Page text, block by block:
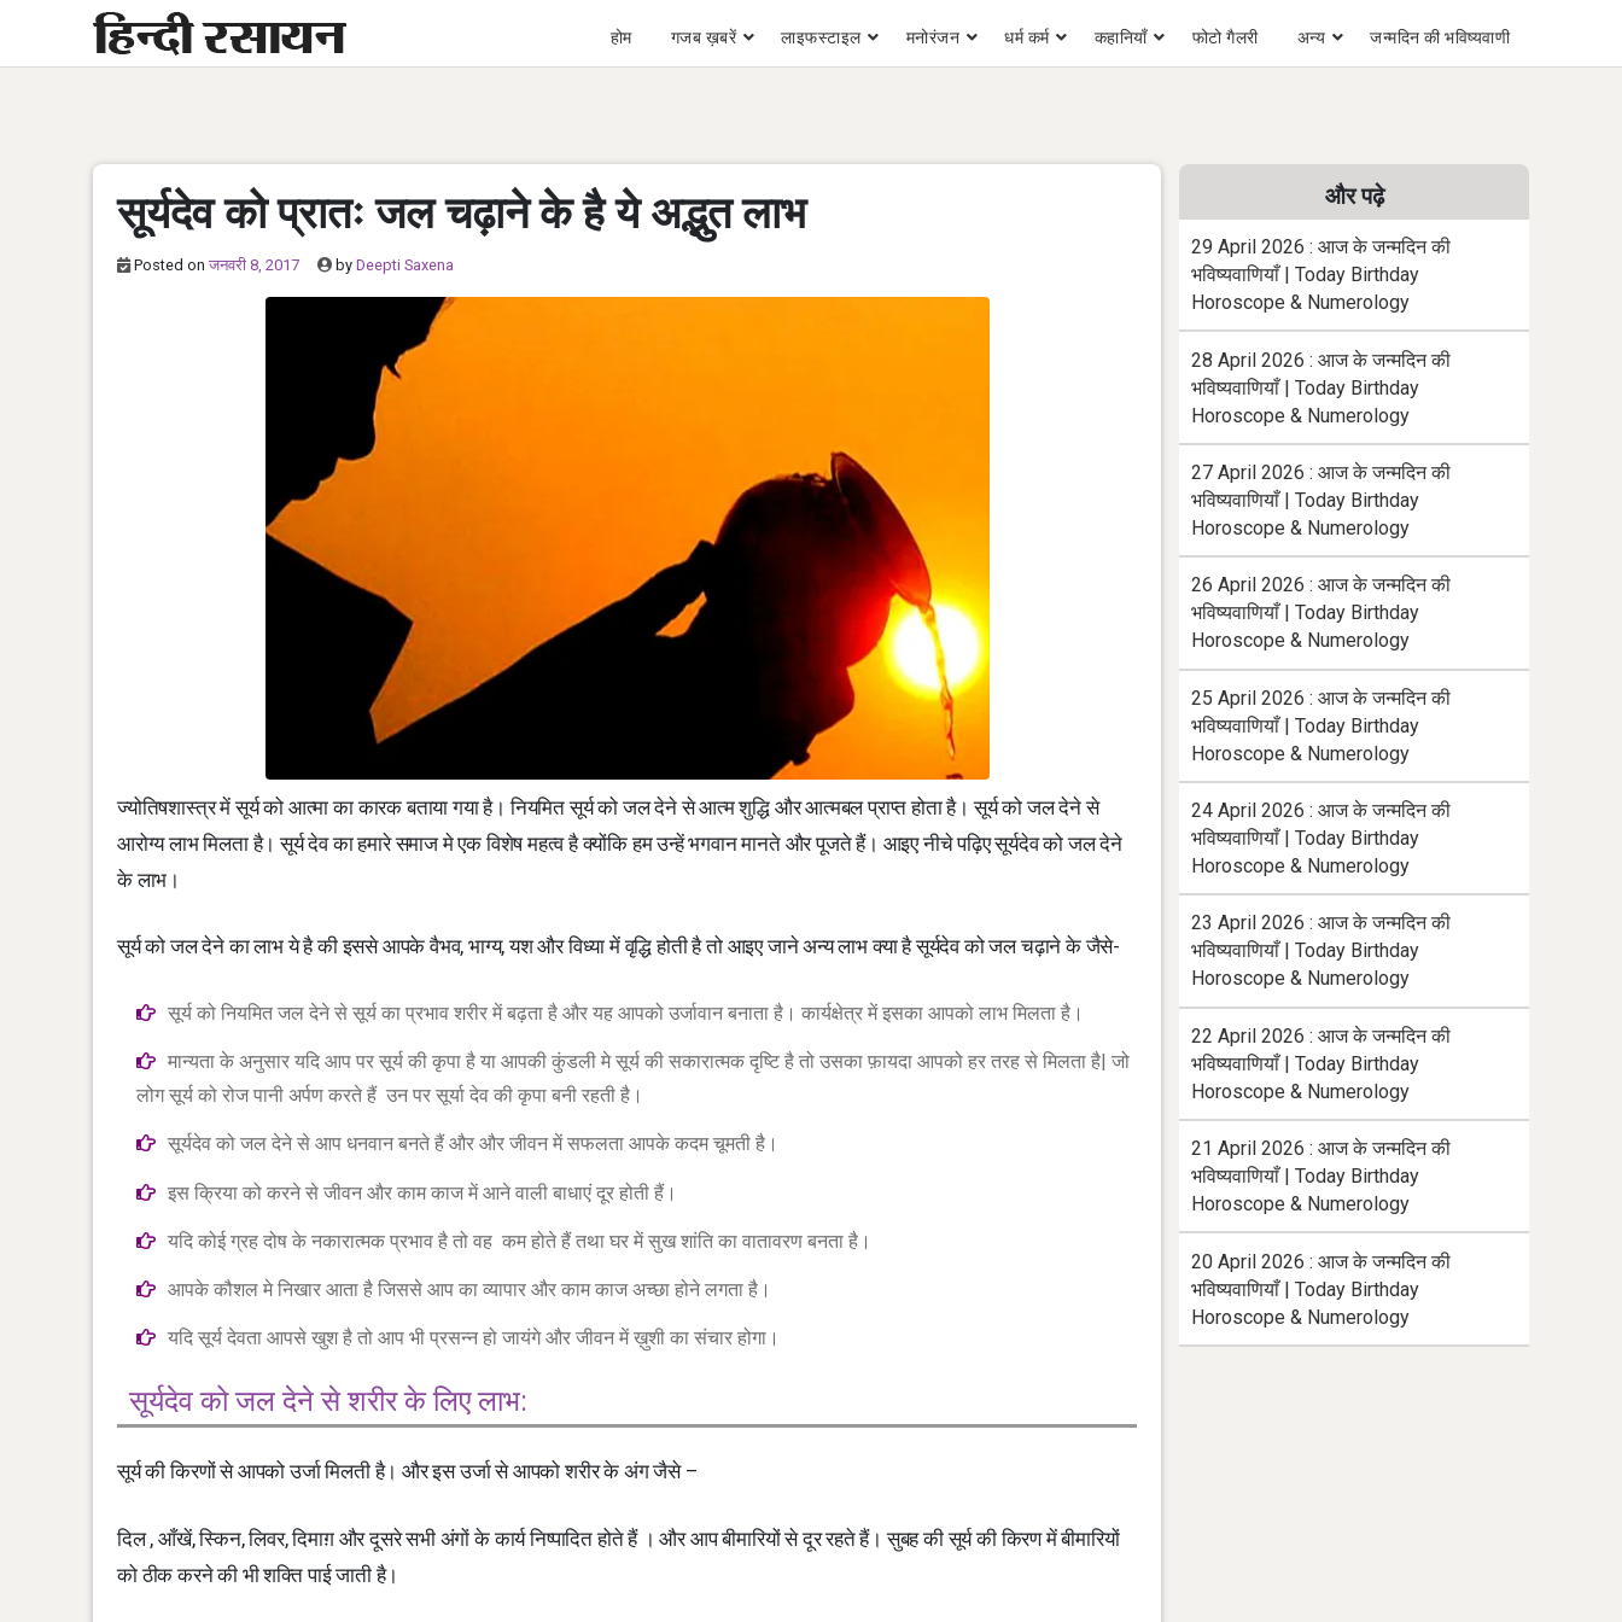
content
होम गजब ख़बरें लाइफस्टाइल मनोरंजन धर्म कर्म कहानियाँ फोटो गैलरी अन्य जन्मदिन की भविष्यवाणी
सूर्यदेव को प्रातः जल चढ़ाने के है ये अद्भुत लाभ
Posted on जनवरी 8, 2017 by Deepti Saxena
ज्योत‌िषशास्‍त्र में सूर्य को आत्मा का कारक बताया गया है। न‌ियम‌ित सूर्य को जल देने से आत्म शुद्ध‌ि और आत्मबल प्राप्त होता है। सूर्य को जल देने से
आरोग्य लाभ म‌िलता है। सूर्य देव का हमारे समाज मे एक विशेष महत्व है क्योंकि हम उन्हें भगवान मानते और पूजते हैं। आइए नीचे पढ़िए सूर्यदेव को जल देने
के लाभ।
सूर्य को जल देने का लाभ ये है की इससे आपके वैभव, भाग्य, यश और विध्या में वृद्धि होती है तो आइए जाने अन्य लाभ क्या है सूर्यदेव को जल चढ़ाने के जैसे-
सूर्य को न‌ियम‌ित जल देने से सूर्य का प्रभाव शरीर में बढ़ता है और यह आपको उर्जावान बनाता है। कार्यक्षेत्र में इसका आपको लाभ म‌िलता है।
मान्यता के अनुसार यदि आप पर सूर्य की कृपा है या आपकी कुंडली मे सूर्य की सकारात्मक दृष्टि है तो उसका फ़ायदा आपको हर तरह से मिलता है| जो
लोग सूर्य को रोज पानी अर्पण करते हैं उन पर सूर्या देव की कृपा बनी रहती है।
सूर्यदेव को जल देने से आप धनवान बनते हैं और और जीवन में सफलता आपके कदम चूमती है।
इस क्रिया को करने से जीवन और काम काज में आने वाली बाधाएं दूर होती हैं।
यदि कोई ग्रह दोष के नकारात्मक प्रभाव है तो वह कम होते हैं तथा घर में सुख शांति का वातावरण बनता है।
आपके कौशल मे निखार आता है जिससे आप का व्यापार और काम काज अच्छा होने लगता है।
यदि सूर्य देवता आपसे खुश है तो आप भी प्रसन्न हो जायंगे और जीवन में ख़ुशी का संचार होगा।
सूर्यदेव को जल देने से शरीर के लिए लाभ:
सूर्य की किरणों से आपको उर्जा मिलती है। और इस उर्जा से आपको शरीर के अंग जैसे –
दिल , आँखें, स्किन, लिवर, दिमाग़ और दूसरे सभी अंगों के कार्य निष्पादित होते हैं । और आप बीमारियों से दूर रहते हैं। सुबह की सूर्य की किरण में बीमारियों
को ठीक करने की भी शक्ति पाई जाती है।
और पढ़े
29 April 2026 : आज के जन्मदिन की
भविष्यवाणियाँ | Today Birthday
Horoscope & Numerology
28 April 2026 : आज के जन्मदिन की
भविष्यवाणियाँ | Today Birthday
Horoscope & Numerology
27 April 2026 : आज के जन्मदिन की
भविष्यवाणियाँ | Today Birthday
Horoscope & Numerology
26 April 2026 : आज के जन्मदिन की
भविष्यवाणियाँ | Today Birthday
Horoscope & Numerology
25 April 2026 : आज के जन्मदिन की
भविष्यवाणियाँ | Today Birthday
Horoscope & Numerology
24 April 2026 : आज के जन्मदिन की
भविष्यवाणियाँ | Today Birthday
Horoscope & Numerology
23 April 2026 : आज के जन्मदिन की
भविष्यवाणियाँ | Today Birthday
Horoscope & Numerology
22 April 2026 : आज के जन्मदिन की
भविष्यवाणियाँ | Today Birthday
Horoscope & Numerology
21 April 2026 : आज के जन्मदिन की
भविष्यवाणियाँ | Today Birthday
Horoscope & Numerology
20 April 2026 : आज के जन्मदिन की
भविष्यवाणियाँ | Today Birthday
Horoscope & Numerology